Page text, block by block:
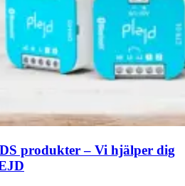
produkter – Vi hjälper dig